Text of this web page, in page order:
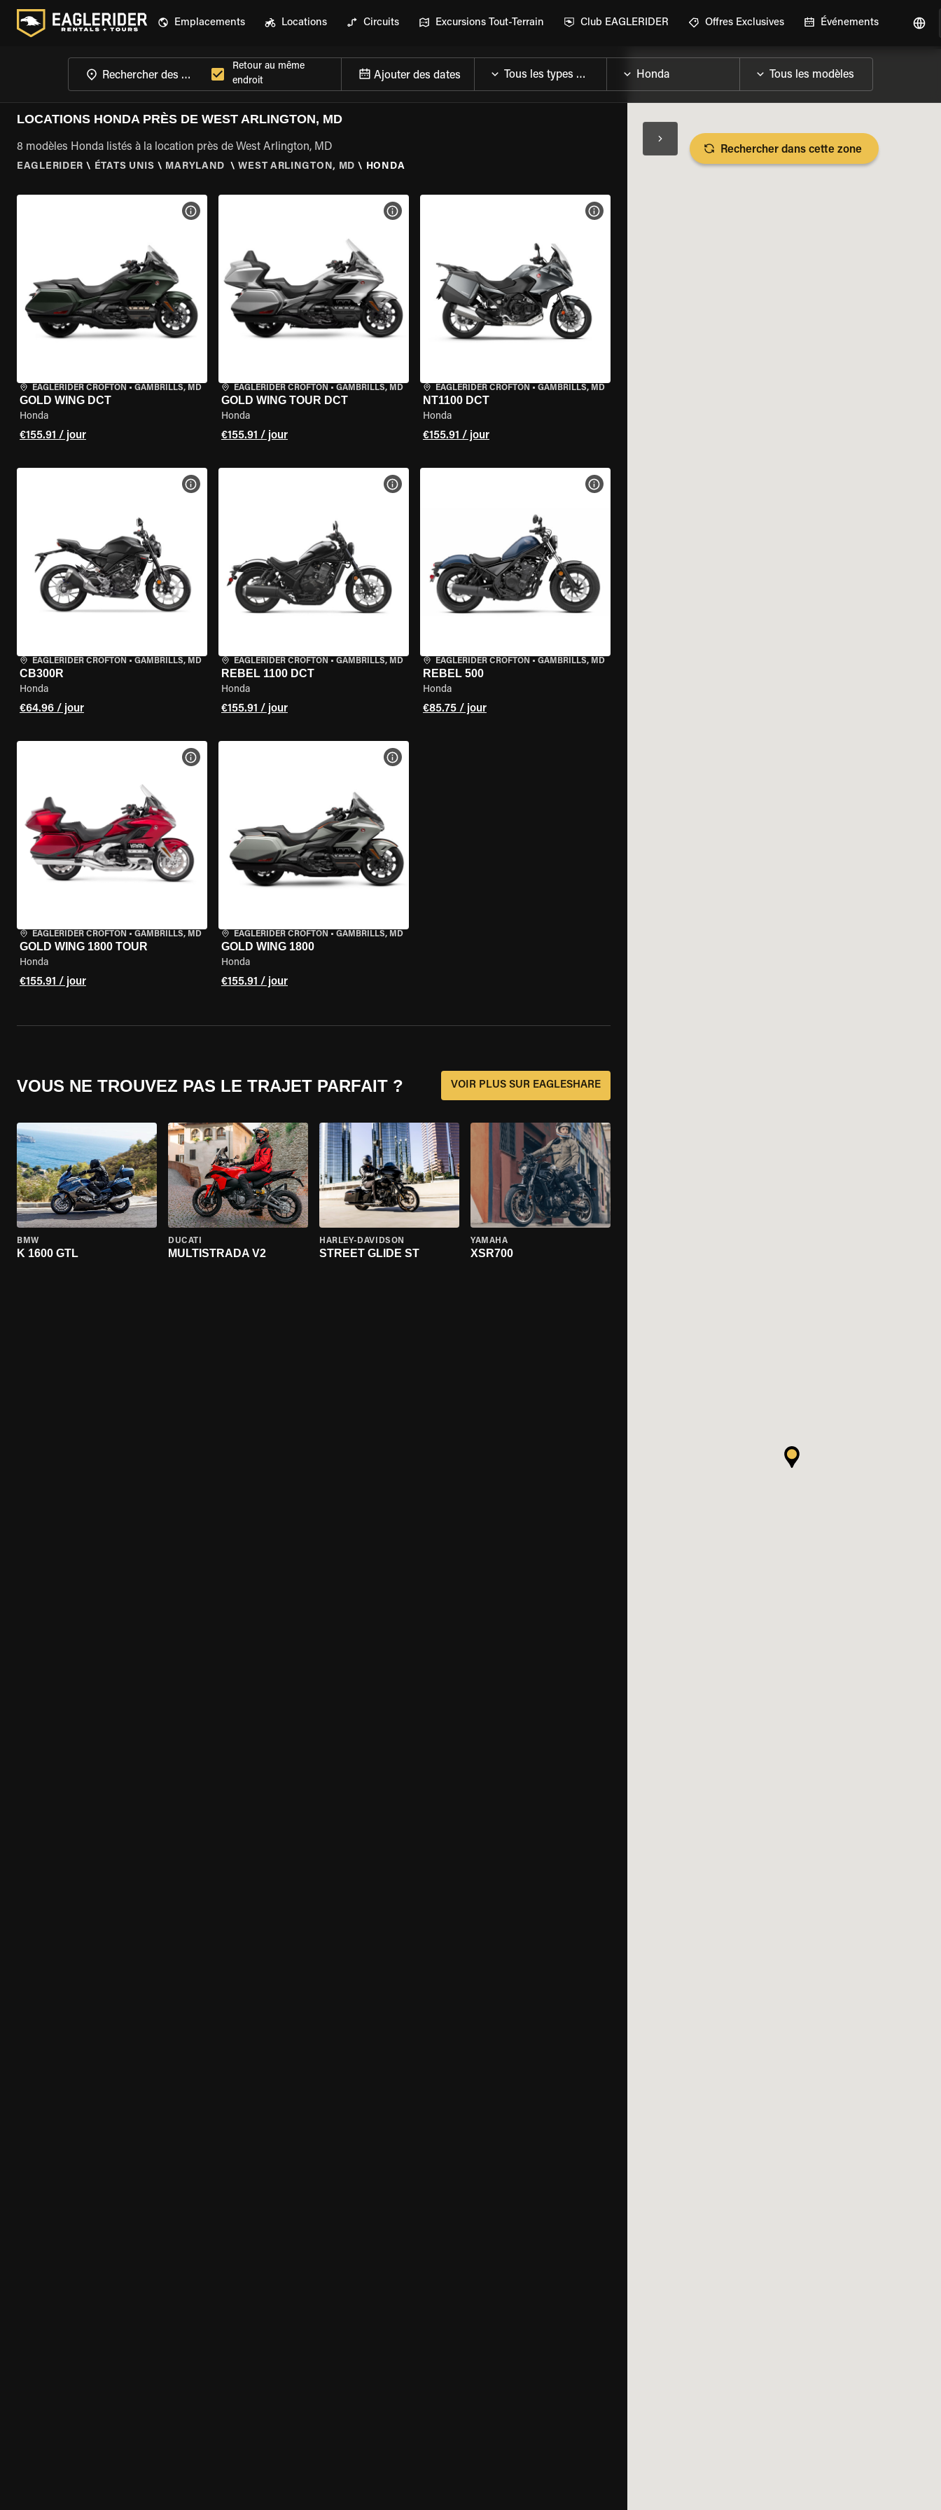
Emplacements Locations Circuits Excursions Tout-Terrain Club EAGLERIDER Offres Exclusives Événements
Retour au même
endroit
Ajouter des dates
LOCATIONS HONDA PRÈS DE WEST ARLINGTON, MD
8 modèles Honda listés à la location près de West Arlington, MD
EAGLERIDER \ ÉTATS UNIS \ MARYLAND \ WEST ARLINGTON, MD \ HONDA
EAGLERIDER CROFTON • GAMBRILLS, MD
GOLD WING DCT
Honda
€155.91 / jour
VOIR LES SPÉCIFICATIONS DE LA MOTO
EAGLERIDER CROFTON • GAMBRILLS, MD
GOLD WING TOUR DCT
Honda
€155.91 / jour
VOIR LES SPÉCIFICATIONS DE LA MOTO
EAGLERIDER CROFTON • GAMBRILLS, MD
NT1100 DCT
Honda
€155.91 / jour
VOIR LES SPÉCIFICATIONS DE LA MOTO
EAGLERIDER CROFTON • GAMBRILLS, MD
CB300R
Honda
€64.96 / jour
VOIR LES SPÉCIFICATIONS DE LA MOTO
EAGLERIDER CROFTON • GAMBRILLS, MD
REBEL 1100 DCT
Honda
€155.91 / jour
VOIR LES SPÉCIFICATIONS DE LA MOTO
EAGLERIDER CROFTON • GAMBRILLS, MD
REBEL 500
Honda
€85.75 / jour
VOIR LES SPÉCIFICATIONS DE LA MOTO
EAGLERIDER CROFTON • GAMBRILLS, MD
GOLD WING 1800 TOUR
Honda
€155.91 / jour
VOIR LES SPÉCIFICATIONS DE LA MOTO
EAGLERIDER CROFTON • GAMBRILLS, MD
GOLD WING 1800
Honda
€155.91 / jour
VOIR LES SPÉCIFICATIONS DE LA MOTO
VOUS NE TROUVEZ PAS LE TRAJET PARFAIT ? VOIR PLUS SUR EAGLESHARE
BMW
K 1600 GTL
DUCATI
MULTISTRADA V2
HARLEY-DAVIDSON
STREET GLIDE ST
YAMAHA
XSR700
Rechercher dans cette zone